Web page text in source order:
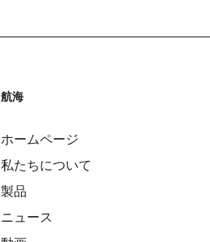
航海
ホームページ
私たちについて
製品
ニュース